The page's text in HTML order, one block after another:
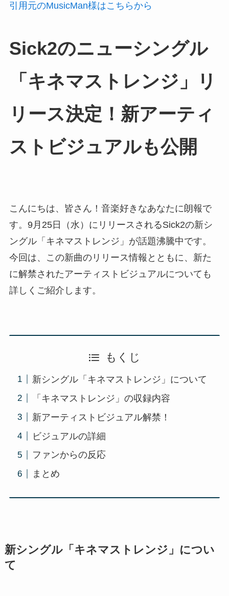
引用元のMusicMan様はこちらから
Sick2のニューシングル
「キネマストレンジ」リ
リース決定！新アーティ
ストビジュアルも公開
こんにちは、皆さん！音楽好きなあなたに朗報で
す。9月25日（水）にリリースされるSick2の新シ
ングル「キネマストレンジ」が話題沸騰中です。
今回は、この新曲のリリース情報とともに、新た
に解禁されたアーティストビジュアルについても
詳しくご紹介します。
もくじ
新シングル「キネマストレンジ」について
「キネマストレンジ」の収録内容
新アーティストビジュアル解禁！
ビジュアルの詳細
ファンからの反応
まとめ
新シングル「キネマストレンジ」につい
て